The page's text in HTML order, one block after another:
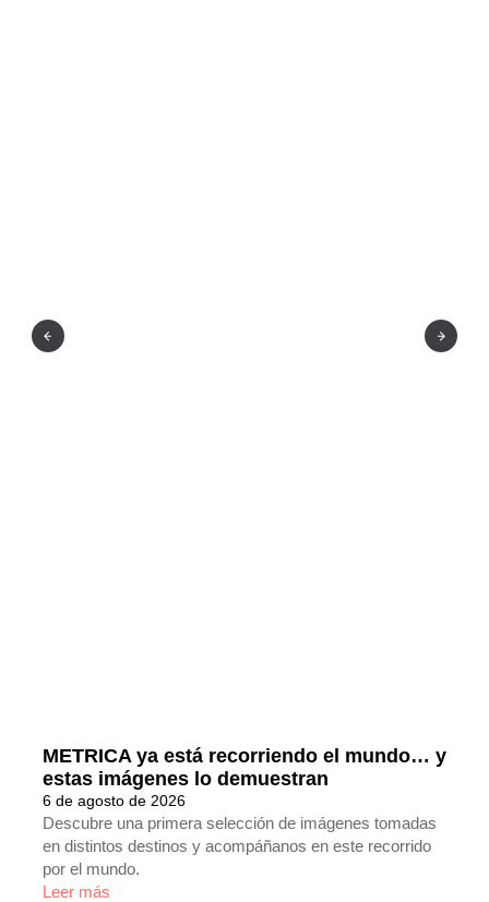
METRICA ya está recorriendo el mundo… y
estas imágenes lo demuestran
6 de agosto de 2026
Descubre una primera selección de imágenes tomadas
en distintos destinos y acompáñanos en este recorrido
por el mundo.
Leer más